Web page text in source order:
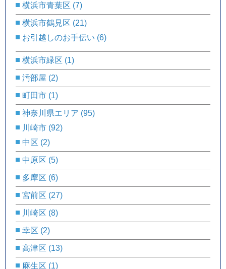
横浜市青葉区 (7)
横浜市鶴見区 (21)
お引越しのお手伝い (6)
横浜市緑区 (1)
汚部屋 (2)
町田市 (1)
神奈川県エリア (95)
川崎市 (92)
中区 (2)
中原区 (5)
多摩区 (6)
宮前区 (27)
川崎区 (8)
幸区 (2)
高津区 (13)
麻生区 (1)